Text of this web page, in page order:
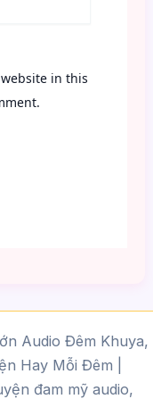
in this
Audio Đêm Khuya,
Hay Mỗi Đêm |
đam mỹ audio,